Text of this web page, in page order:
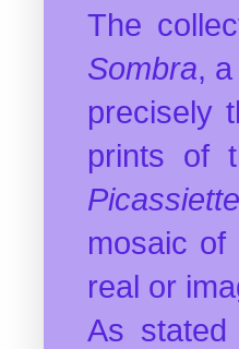
The
Sombra,
precisely
prints of
Picassiette
mosaic
real or
As